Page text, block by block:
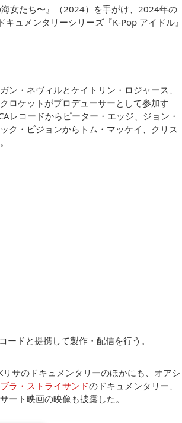
女たち〜』（2024）を手がけ、2024年の
キュメンタリーシリーズ『K-Pop アイドル』
・ネヴィルとケイトリン・ロジャース、
ロケットがプロデューサーとして参加す
レコードからピーター・エッジ、ジョン・
ク・ビジョンからトム・マッケイ、クリス
ドと提携して製作・配信を行う。
サのドキュメンタリーのほかにも、オアシ
ラ・ストライサンドのドキュメンタリー、
ート映画の映像も披露した。